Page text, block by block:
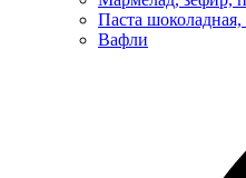
Паста шоколадная,
Вафли